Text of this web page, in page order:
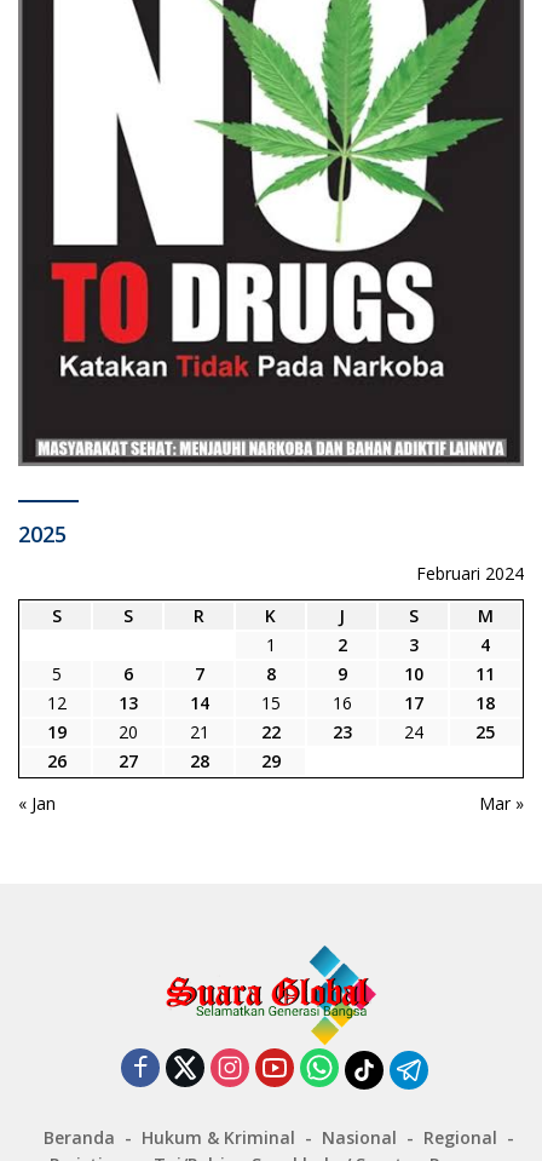
2025
Februari 2024
S
S R K J S
M
1
2 3
4
5
6 7 8 9 10
11
12
13 14 15 16 17
18
19
20 21 22 23 24
25
26
27 28
29
« Jan
Mar »
Beranda Hukum & Kriminal Nasional
Regional